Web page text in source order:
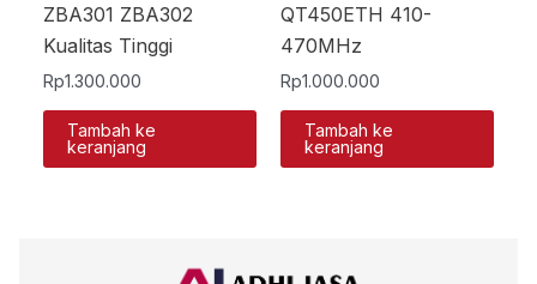
ZBA301 ZBA302
Kualitas Tinggi
Rp1.300.000
Tambah ke
keranjang
QT450ETH 410-
470MHz
Rp1.000.000
Tambah ke
keranjang